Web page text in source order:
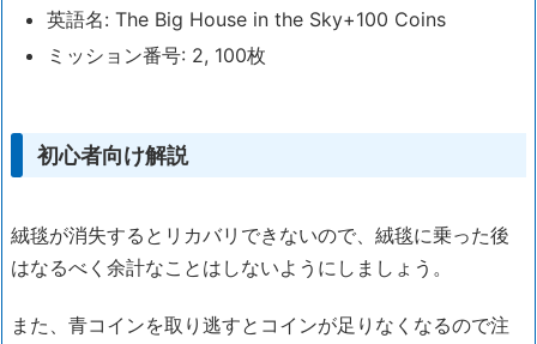
英語名: The Big House in the Sky+100 Coins
ミッション番号: 2, 100枚
初心者向け解説
絨毯が消失するとリカバリできないので、絨毯に乗った後
はなるべく余計なことはしないようにしましょう。
また、青コインを取り逃すとコインが足りなくなるので注